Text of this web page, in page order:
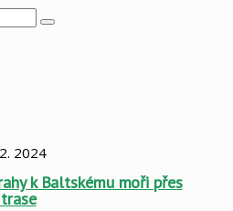
Vyhledat
2024
k Baltskému moři přes